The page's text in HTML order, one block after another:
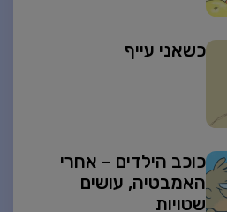
כשאני עייף
כוכב הילדים – אחרי
האמבטיה, עושים
שטויות